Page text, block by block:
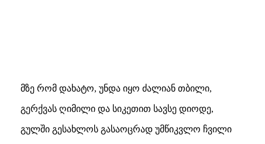
მზე რომ დახატო, უნდა იყო ძალიან თბილი,
გერქვას ღიმილი და სიკეთით სავსე დიოდე,
გულში გესახლოს გასაოცრად უმწიკვლო ჩვილი